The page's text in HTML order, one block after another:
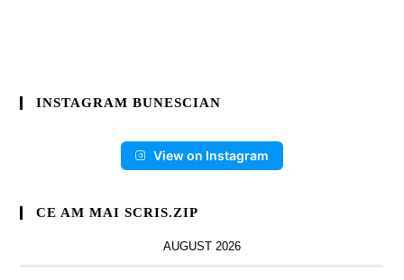
INSTAGRAM BUNESCIAN
View on Instagram
CE AM MAI SCRIS.ZIP
AUGUST 2026